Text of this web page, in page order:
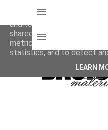
This site uses cookies
and to analyze traffic. Your
shared with Google along
metrics to ensure quality
statistics, and to detect
LEARN